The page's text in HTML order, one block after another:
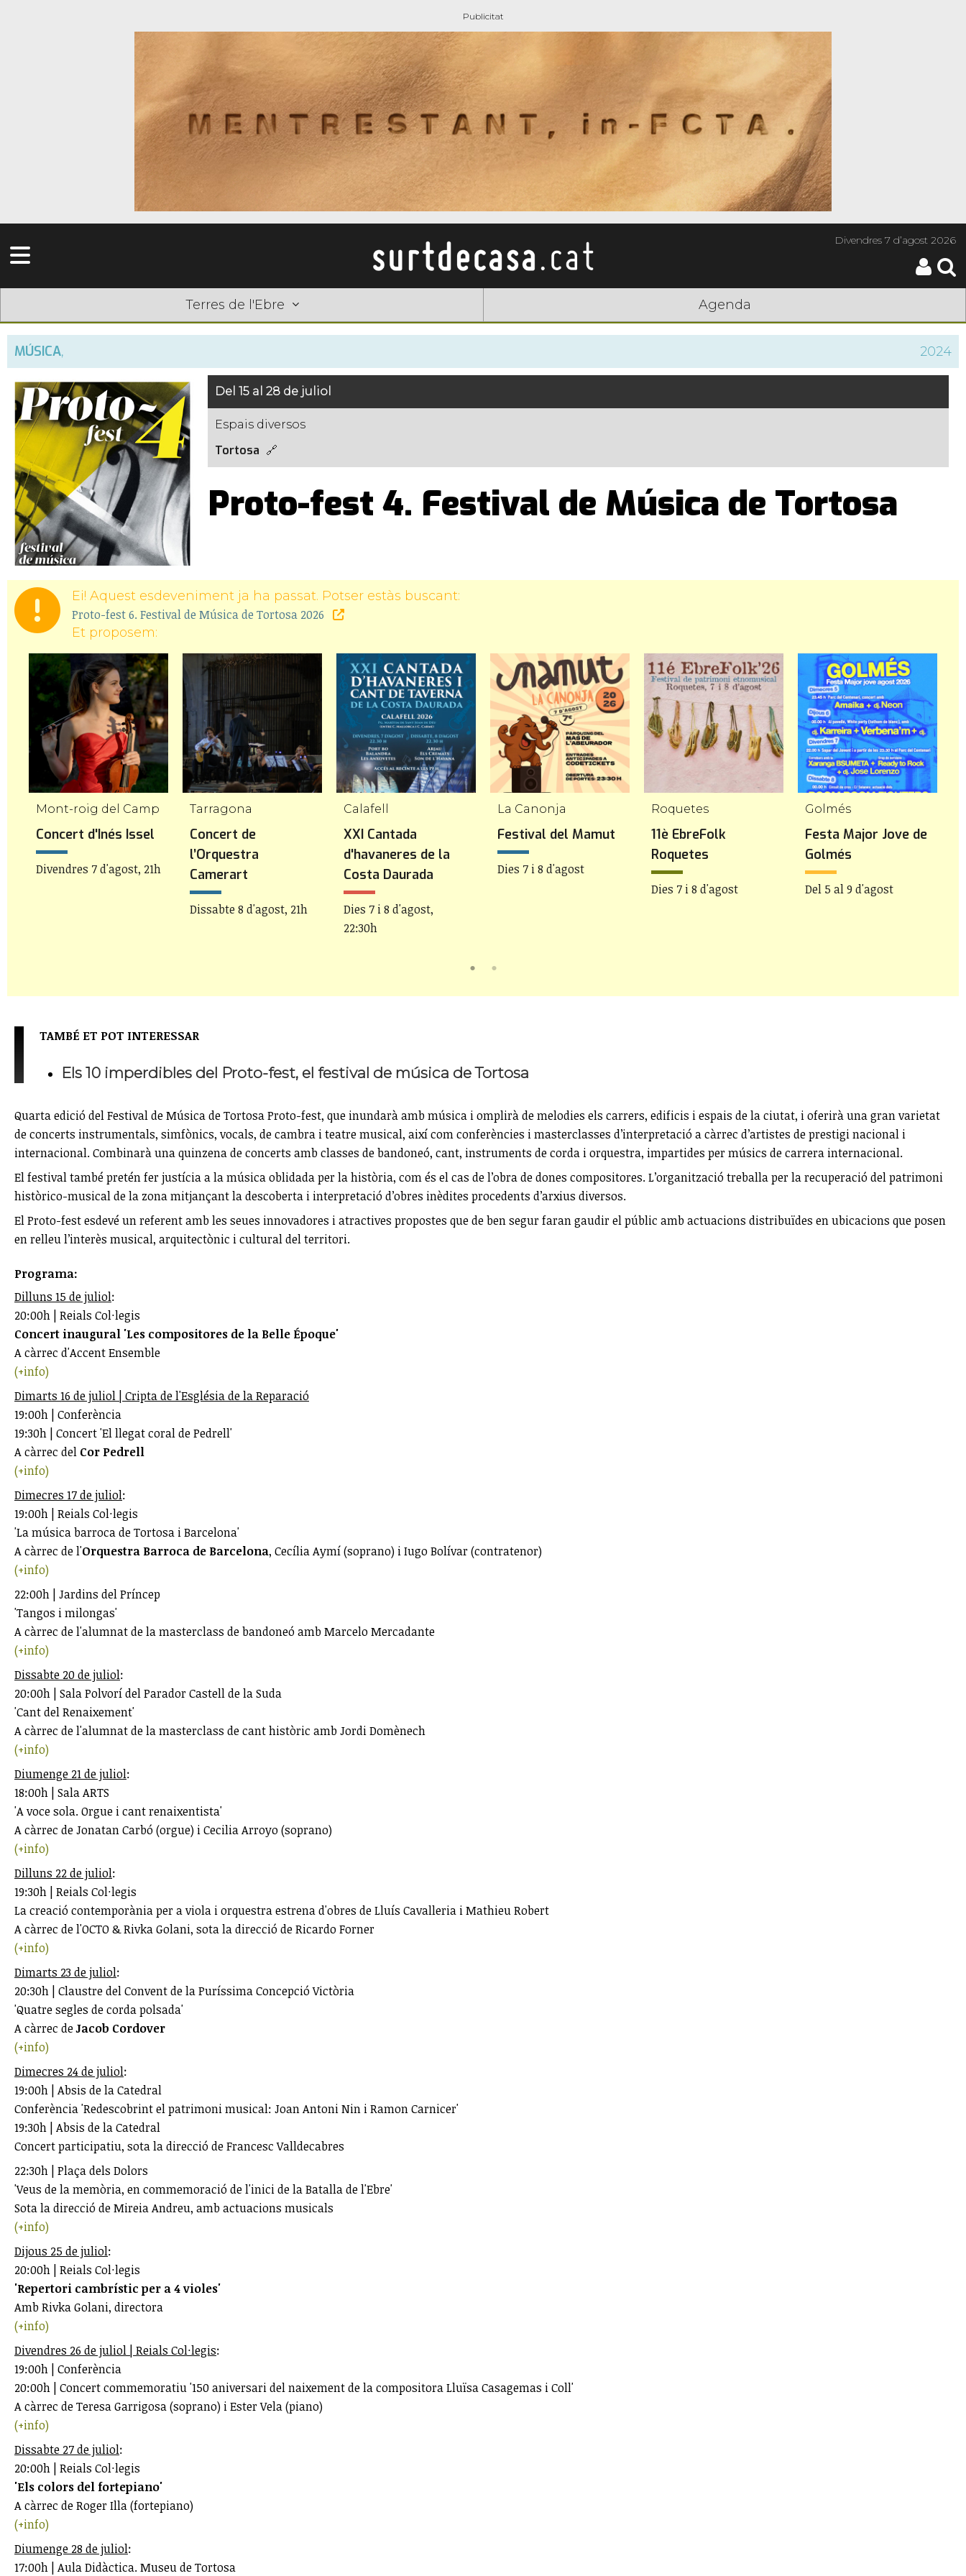
Divendres7 d’agost 2026
Terres de l'Ebre Agenda
MÚSICA, 2024
Del 15 al 28 de juliol
Espais diversos
Tortosa
Proto-fest 4. Festival de Música de Tortosa
Ei! Aquest esdeveniment ja ha passat. Potser estàs buscant:
Proto-fest 6. Festival de Música de Tortosa 2026
Et proposem:
Mont-roig del Camp
Concert d'Inés Issel
Divendres 7 d'agost, 21h
Tarragona
Concert de
l’Orquestra
Camerart
Dissabte 8 d'agost, 21h
Calafell
XXI Cantada
d'havaneres de la
Costa Daurada
Dies 7 i 8 d'agost,
22:30h
La Canonja
Festival del Mamut
Dies 7 i 8 d'agost
Roquetes
11è EbreFolk
Roquetes
Dies 7 i 8 d'agost
Golmés
Festa Major Jove de
Golmés
Del 5 al 9 d'agost
TAMBÉ ET POT INTERESSAR
Els 10 imperdibles del Proto-fest, el festival de música de Tortosa
Quarta edició del Festival de Música de Tortosa Proto-fest, que inundarà amb música i omplirà de melodies els carrers, edificis i espais de la ciutat, i oferirà una gran varietat
de concerts instrumentals, simfònics, vocals, de cambra i teatre musical, així com conferències i masterclasses d’interpretació a càrrec d’artistes de prestigi nacional i
internacional. Combinarà una quinzena de concerts amb classes de bandoneó, cant, instruments de corda i orquestra, impartides per músics de carrera internacional.
El festival també pretén fer justícia a la música oblidada per la història, com és el cas de l’obra de dones compositores. L’organització treballa per la recuperació del patrimoni
històrico-musical de la zona mitjançant la descoberta i interpretació d’obres inèdites procedents d’arxius diversos.
El Proto-fest esdevé un referent amb les seues innovadores i atractives propostes que de ben segur faran gaudir el públic amb actuacions distribuïdes en ubicacions que posen
en relleu l’interès musical, arquitectònic i cultural del territori.
Programa:
Dilluns 15 de juliol:
20:00h | Reials Col·legis
Concert inaugural 'Les compositores de la Belle Époque'
A càrrec d'Accent Ensemble
(+info)
Dimarts 16 de juliol | Cripta de l'Església de la Reparació
19:00h | Conferència
19:30h | Concert 'El llegat coral de Pedrell'
A càrrec del Cor Pedrell
(+info)
Dimecres 17 de juliol:
19:00h | Reials Col·legis
'La música barroca de Tortosa i Barcelona'
A càrrec de l'Orquestra Barroca de Barcelona, Cecília Aymí (soprano) i Iugo Bolívar (contratenor)
(+info)
22:00h | Jardins del Príncep
'Tangos i milongas'
A càrrec de l'alumnat de la masterclass de bandoneó amb Marcelo Mercadante
(+info)
Dissabte 20 de juliol:
20:00h | Sala Polvorí del Parador Castell de la Suda
'Cant del Renaixement'
A càrrec de l'alumnat de la masterclass de cant històric amb Jordi Domènech
(+info)
Diumenge 21 de juliol:
18:00h | Sala ARTS
'A voce sola. Orgue i cant renaixentista'
A càrrec de Jonatan Carbó (orgue) i Cecilia Arroyo (soprano)
(+info)
Dilluns 22 de juliol:
19:30h | Reials Col·legis
La creació contemporània per a viola i orquestra estrena d'obres de Lluís Cavalleria i Mathieu Robert
A càrrec de l'OCTO & Rivka Golani, sota la direcció de Ricardo Forner
(+info)
Dimarts 23 de juliol:
20:30h | Claustre del Convent de la Puríssima Concepció Victòria
'Quatre segles de corda polsada'
A càrrec deJacob Cordover
(+info)
Dimecres 24 de juliol:
19:00h | Absis de la Catedral
Conferència 'Redescobrint el patrimoni musical: Joan Antoni Nin i Ramon Carnicer'
19:30h | Absis de la Catedral
Concert participatiu, sota la direcció de Francesc Valldecabres
22:30h | Plaça dels Dolors
'Veus de la memòria, en commemoració de l'inici de la Batalla de l'Ebre'
Sota la direcció de Mireia Andreu, amb actuacions musicals
(+info)
Dijous 25 de juliol:
20:00h | Reials Col·legis
'Repertori cambrístic per a 4 violes'
Amb Rivka Golani, directora
(+info)
Divendres 26 de juliol | Reials Col·legis:
19:00h | Conferència
20:00h | Concert commemoratiu '150 aniversari del naixement de la compositora Lluïsa Casagemas i Coll'
A càrrec de Teresa Garrigosa (soprano) i Ester Vela (piano)
(+info)
Dissabte 27 de juliol:
20:00h | Reials Col·legis
'Els colors del fortepiano'
A càrrec de Roger Illa (fortepiano)
(+info)
Diumenge 28 de juliol:
17:00h | Aula Didàctica. Museu de Tortosa